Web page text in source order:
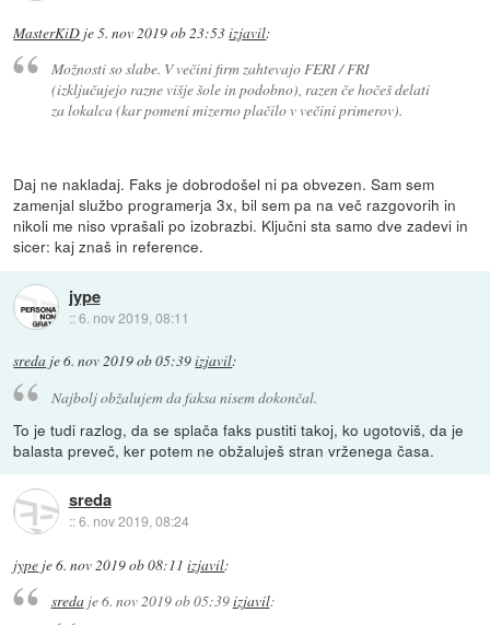
MasterKiD je5. nov 2019 ob 23:53izjavil:
Možnosti so slabe. V večini firm zahtevajo FERI / FRI
(izključujejo razne višje šole in podobno), razen če hočeš delati
za lokalca (kar pomeni mizerno plačilo v večini primerov).
Daj ne nakladaj. Faks je dobrodošel ni pa obvezen. Sam sem
zamenjal službo programerja 3x, bil sem pa na več razgovorih in
nikoli me niso vprašali po izobrazbi. Ključni sta samo dve zadevi in
sicer: kaj znaš in reference.
jype
::6. nov 2019, 08:11
sreda je6. nov 2019 ob 05:39izjavil:
Najbolj obžalujem da faksa nisem dokončal.
To je tudi razlog, da se splača faks pustiti takoj, ko ugotoviš, da je
balasta preveč, ker potem ne obžaluješ stran vrženega časa.
sreda
::6. nov 2019, 08:24
jype je6. nov 2019 ob 08:11 izjavil:
sredaje6. nov 2019 ob 05:39izjavil: